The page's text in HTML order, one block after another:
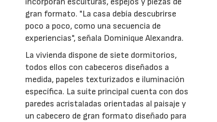
gran formato. "La casa debía descubrirse
poco a poco, como una secuencia de
experiencias", señala Dominique Alexandra.
La vivienda dispone de siete dormitorios,
todos ellos con cabeceros diseñados a
medida, papeles texturizados e iluminación
específica. La suite principal cuenta con dos
paredes acristaladas orientadas al paisaje y
un cabecero de gran formato diseñado para